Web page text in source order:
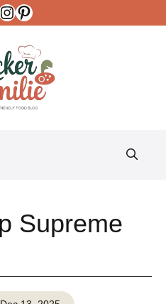
Pinterest
Supreme